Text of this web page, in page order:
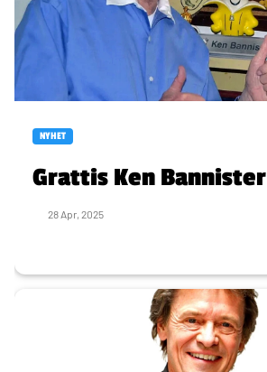
NYHET
Grattis Ken Bannister
28 Apr, 2025